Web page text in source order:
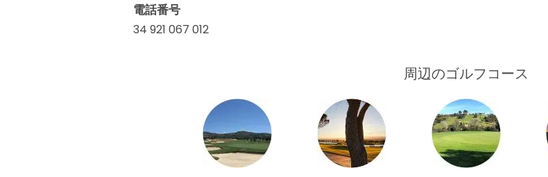
電話番号
34 921 067 012
周辺のゴルフコース